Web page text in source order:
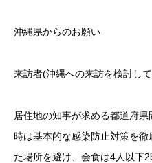
沖縄県からのお願い
来訪者(沖縄への来訪を検討し
居住地の知事が求める都道府
時は基本的な感染防止対策を
た場所を避け、会食は4人以